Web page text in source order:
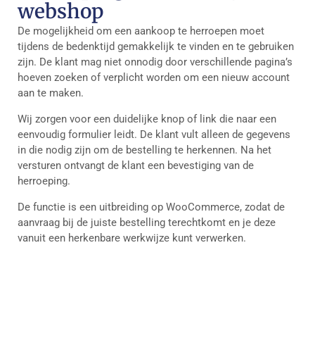
webshop
De mogelijkheid om een aankoop te herroepen moet
tijdens de bedenktijd gemakkelijk te vinden en te gebruiken
zijn. De klant mag niet onnodig door verschillende pagina’s
hoeven zoeken of verplicht worden om een nieuw account
aan te maken.
Wij zorgen voor een duidelijke knop of link die naar een
eenvoudig formulier leidt. De klant vult alleen de gegevens
in die nodig zijn om de bestelling te herkennen. Na het
versturen ontvangt de klant een bevestiging van de
herroeping.
De functie is een uitbreiding op WooCommerce, zodat de
aanvraag bij de juiste bestelling terechtkomt en je deze
vanuit een herkenbare werkwijze kunt verwerken.